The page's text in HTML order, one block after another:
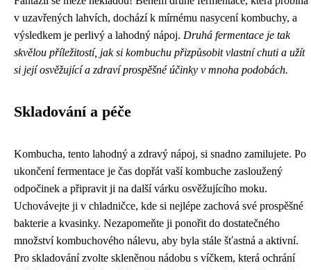
v uzavřených lahvích, dochází k mírnému nasycení kombuchy, a
výsledkem je perlivý a lahodný nápoj. Druhá fermentace je tak
skvělou příležitostí, jak si kombuchu přizpůsobit vlastní chuti a užít
si její osvěžující a zdraví prospěšné účinky v mnoha podobách.
Skladování a péče
Kombucha, tento lahodný a zdravý nápoj, si snadno zamilujete. Po
ukončení fermentace je čas dopřát vaší kombuche zasloužený
odpočinek a připravit ji na další várku osvěžujícího moku.
Uchovávejte ji v chladničce, kde si nejlépe zachová své prospěšné
bakterie a kvasinky. Nezapomeňte ji ponořit do dostatečného
množství kombuchového nálevu, aby byla stále šťastná a aktivní.
Pro skladování zvolte skleněnou nádobu s víčkem, která ochrání